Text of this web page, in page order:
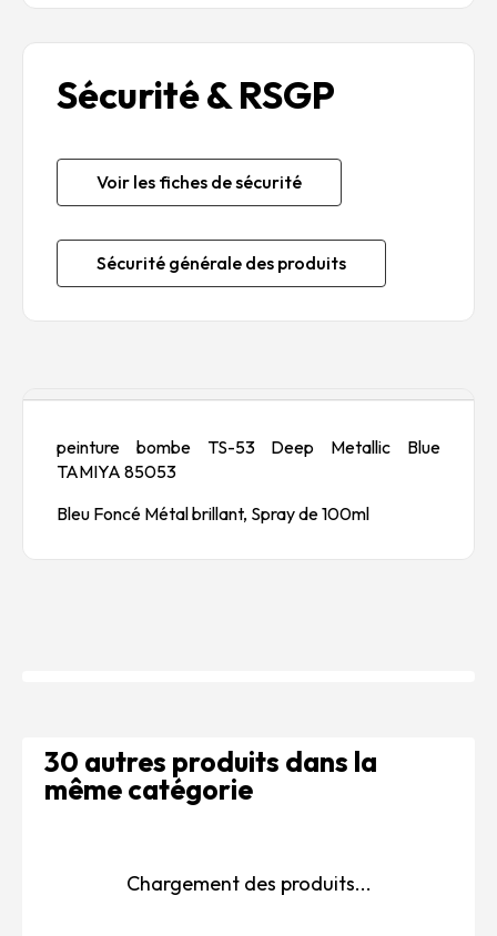
Sécurité & RSGP
Voir les fiches de sécurité
Sécurité générale des produits
peinture bombe TS-53 Deep Metallic Blue
TAMIYA 85053
Bleu Foncé Métal brillant, Spray de 100ml
30 autres produits dans la
même catégorie
Chargement des produits...